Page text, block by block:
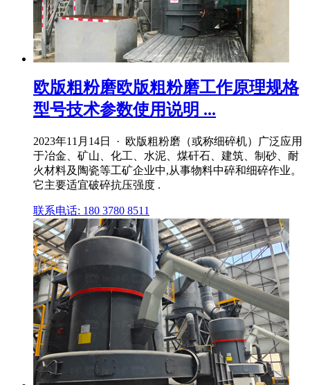
欧版粗粉磨欧版粗粉磨工作原理规格
型号技术参数使用说明 ...
2023年11月14日 · 欧版粗粉磨（或称细碎机）广泛应用
于冶金、矿山、化工、水泥、煤矸石、建筑、制砂、耐
火材料及陶瓷等工矿企业中,从事物料中碎和细碎作业。
它主要适宜破碎抗压强度 .
联系电话: 180 3780 8511